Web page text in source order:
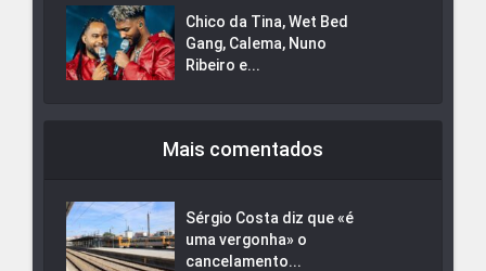
Chico da Tina, Wet Bed
Gang, Calema, Nuno
Ribeiro e...
Mais comentados
Sérgio Costa diz que «é
uma vergonha» o
cancelamento...